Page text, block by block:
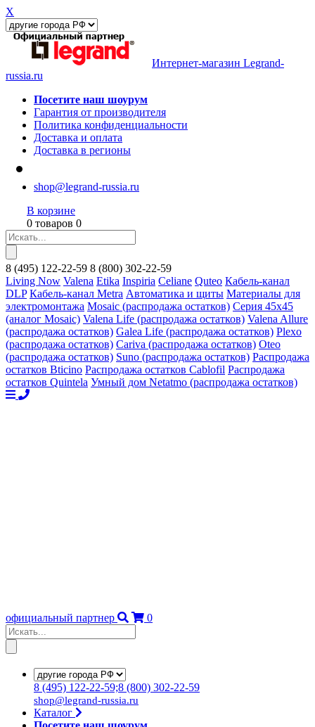
X
Интернет-магазин Legrand-
russia.ru
Посетите наш шоурум
Гарантия от производителя
Политика конфиденциальности
Доставка и оплата
Доставка в регионы
shop@legrand-russia.ru
В корзине
0 товаров 0
8 (495) 122-22-59 8 (800) 302-22-59
Living Now Valena Etika Inspiria Celiane Quteo Кабель-канал
DLP Кабель-канал Metra Автоматика и щиты Материалы для
электромонтажа Mosaic (распродажа остатков) Серия 45х45
(аналог Mosaic) Valena Life (распродажа остатков) Valena Allure
(распродажа остатков) Galea Life (распродажа остатков) Plexo
(распродажа остатков) Cariva (распродажа остатков) Oteo
(распродажа остатков) Suno (распродажа остатков) Распродажа
остатков Bticino Распродажа остатков Cablofil Распродажа
остатков Quintela Умный дом Netatmo (распродажа остатков)
официальный партнер 0
8 (495) 122-22-59;8 (800) 302-22-59
shop@legrand-russia.ru
Каталог